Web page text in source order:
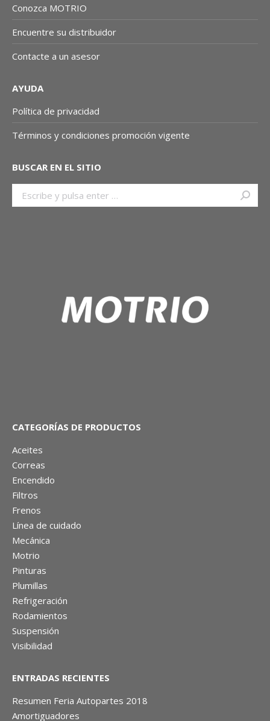
Conozca MOTRIO
Encuentre su distribuidor
Contacte a un asesor
AYUDA
Política de privacidad
Términos y condiciones promoción vigente
BUSCAR EN EL SITIO
CATEGORÍAS DE PRODUCTOS
Aceites
Correas
Encendido
Filtros
Frenos
Línea de cuidado
Mecánica
Motrio
Pinturas
Plumillas
Refrigeración
Rodamientos
Suspensión
Visibilidad
ENTRADAS RECIENTES
Resumen Feria Autopartes 2018
Amortiguadores